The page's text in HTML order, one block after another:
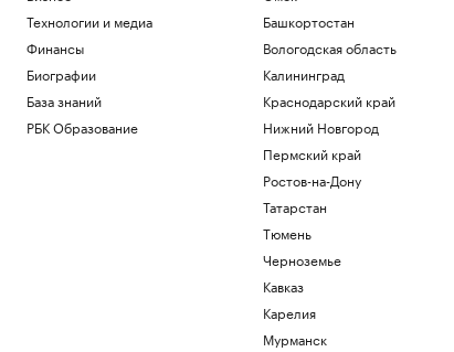
Технологии и медиа
Финансы
Биографии
База знаний
РБК Образование
Башкортостан
Вологодская область
Калининград
Краснодарский край
Нижний Новгород
Пермский край
Ростов-на-Дону
Татарстан
Тюмень
Черноземье
Кавказ
Карелия
Мурманск